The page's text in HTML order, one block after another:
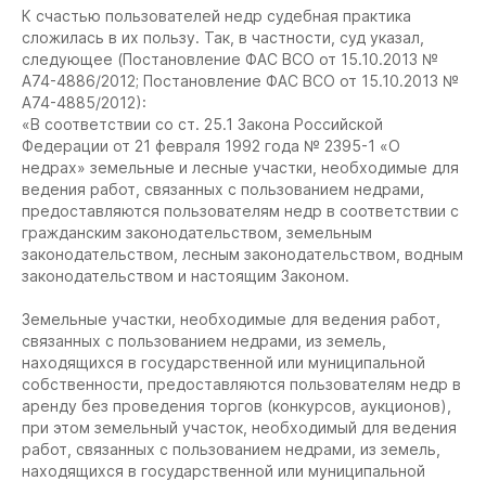
К счастью пользователей недр судебная практика
сложилась в их пользу. Так, в частности, суд указал,
следующее (Постановление ФАС ВСО от 15.10.2013 №
А74-4886/2012; Постановление ФАС ВСО от 15.10.2013 №
А74-4885/2012):
«В соответствии со ст. 25.1 Закона Российской
Федерации от 21 февраля 1992 года № 2395-1 «О
недрах» земельные и лесные участки, необходимые для
ведения работ, связанных с пользованием недрами,
предоставляются пользователям недр в соответствии с
гражданским законодательством, земельным
законодательством, лесным законодательством, водным
законодательством и настоящим Законом.
Земельные участки, необходимые для ведения работ,
связанных с пользованием недрами, из земель,
находящихся в государственной или муниципальной
собственности, предоставляются пользователям недр в
аренду без проведения торгов (конкурсов, аукционов),
при этом земельный участок, необходимый для ведения
работ, связанных с пользованием недрами, из земель,
находящихся в государственной или муниципальной